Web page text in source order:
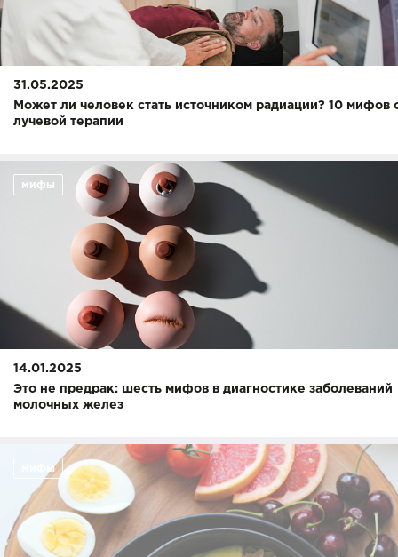
31.05.2025
Может ли человек стать источником радиации? 10 мифов
лучевой терапии
мифы
14.01.2025
Это не предрак: шесть мифов в диагностике заболеваний
молочных желез
мифы